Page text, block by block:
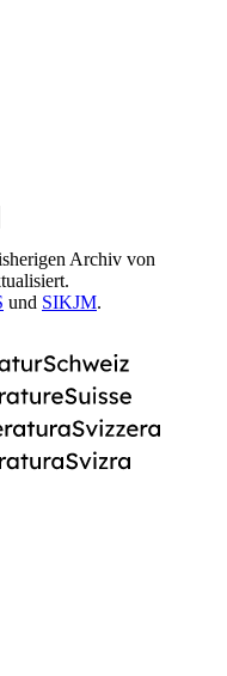
Archiv von
und SIKJM.